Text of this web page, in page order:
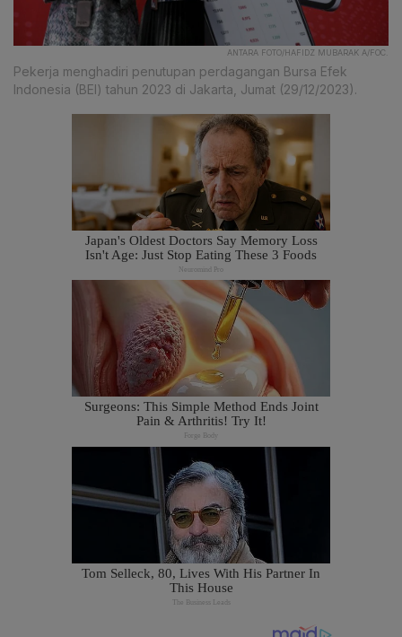
ANTARA FOTO/HAFIDZ MUBARAK A/FOC.
Pekerja menghadiri penutupan perdagangan Bursa Efek
Indonesia (BEI) tahun 2023 di Jakarta, Jumat (29/12/2023).